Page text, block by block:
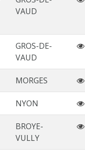
VAUD
GROS-DE-
VAUD
MORGES
NYON
BROYE-
VULLY